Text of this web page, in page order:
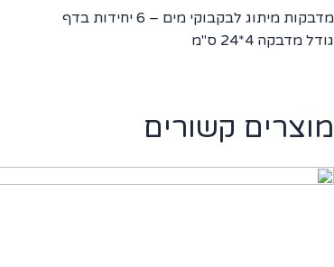
אולימפיאדה
מדבקות מיתוג לבקבוקי מים – 6 יחידות בדף
גודל מדבקה 4*24 ס"מ
מוצרים קשורים